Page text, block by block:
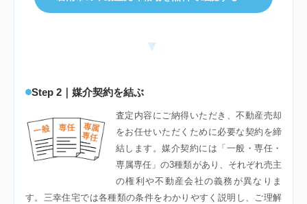
▼
Step 2｜媒介契約を結ぶ
査定内容にご納得いただき、不動産売却
をお任せいただくために必要な契約を締
結します。媒介契約には「一般・専任・
専属専任」の3種類があり、それぞれ売主
の権利や不動産会社の義務が異なりま
す。三幸住宅では各種類の条件をわかりやすく説明し、ご理解